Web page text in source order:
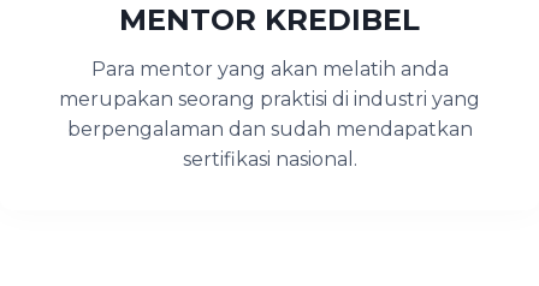
MENTOR KREDIBEL
Para mentor yang akan melatih anda
merupakan seorang praktisi di industri yang
berpengalaman dan sudah mendapatkan
sertifikasi nasional.